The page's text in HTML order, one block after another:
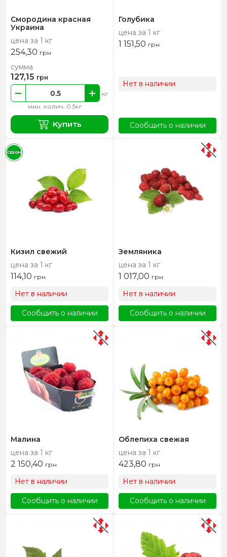
Смородина красная
Украина
цена за 1 кг
254,30 грн
мин. колич. 0.5кг
кг
сумма
127,15 грн
Купить
Голубика
цена за 1 кг
1 151,50 грн
Нет в наличии
Сообщить о наличии
Кизил свежий
цена за 1 кг
114,10 грн
Нет в наличии
Сообщить о наличии
СЕЗОН
Земляника
цена за 1 кг
1 017,00 грн
Нет в наличии
Сообщить о наличии
Малина
цена за 1 кг
2 150,40 грн
Нет в наличии
Сообщить о наличии
Облепиха свежая
цена за 1 кг
423,80 грн
Нет в наличии
Сообщить о наличии